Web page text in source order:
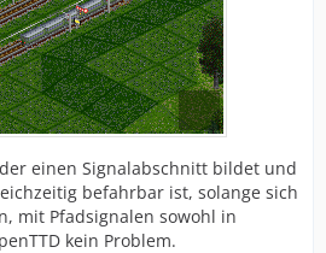
einen Signalabschnitt bildet und
befahrbar ist, solange sich
mit Pfadsignalen sowohl in
kein Problem.